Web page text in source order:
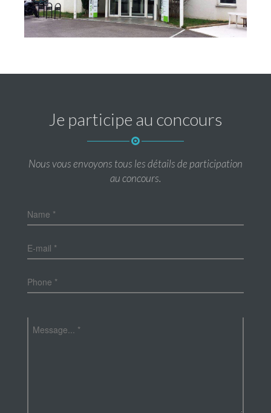
Je participe au concours
Nous vous envoyons tous les détails de participation
au concours.
Name *
E-mail *
Phone *